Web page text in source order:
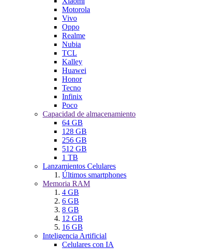
Motorola
Vivo
Oppo
Realme
Nubia
TCL
Kalley
Huawei
Honor
Tecno
Infinix
Poco
Capacidad de almacenamiento
64 GB
128 GB
256 GB
512 GB
1 TB
Lanzamientos Celulares
Últimos smartphones
Memoria RAM
4 GB
6 GB
8 GB
12 GB
16 GB
Inteligencia Artificial
Celulares con IA